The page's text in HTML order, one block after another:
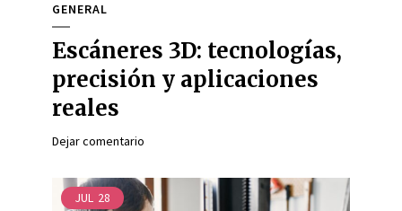
GENERAL
Escáneres 3D: tecnologías,
precisión y aplicaciones
reales
Dejar comentario
JUL 28